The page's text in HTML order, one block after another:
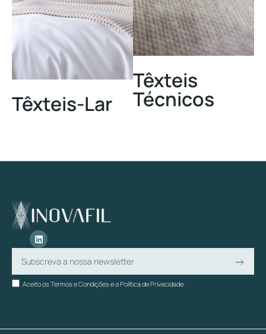
Têxteis-Lar
Têxteis
Técnicos
Aceito os Termos e Condições e a Política de Privacidade.